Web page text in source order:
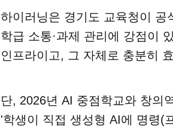
하이러닝은 경기도 교육청이 공
학급 소통·과제 관리에 강점이
인프라이고, 그 자체로 충분히
단, 2026년 AI 중점학교와 창의
'학생이 직접 생성형 AI에 명령(